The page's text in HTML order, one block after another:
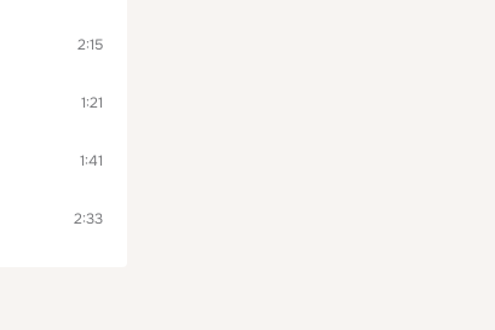
2:15
1:21
1:41
2:33